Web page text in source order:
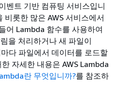
벤트 기반 컴퓨팅 서비스입니
비롯한 많은 AWS 서비스에서
어 Lambda 함수를 사용하여
을 처리하거나 새 파일이
다 파일에서 데이터를 로드할
자세한 내용은 AWS Lambda
란 무엇입니까?를 참조하